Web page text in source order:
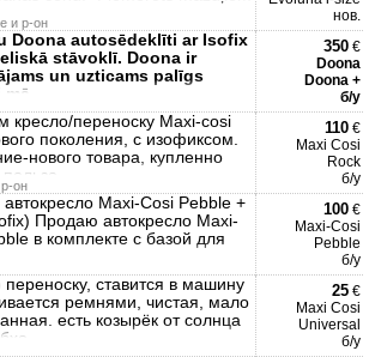
и р-он
нов.
Doona autosēdeklīti ar Isofix
stāvoklī. Doona ir
un uzticams palīgs
350 €
Doona
Doona +
б/у
кресло/переноску Maxi-cosi
поколения, с изофиксом.
нового товара, купленно
он
110 €
Maxi Cosi
Rock
б/у
автокресло Maxi-Cosi Pebble +
Продаю автокресло Maxi-
в комплекте с базой для
100 €
Maxi-Cosi
Pebble
б/у
ставится в машину
ремнями, чистая, мало
есть козырёк от солнца
25 €
Maxi Cosi
Universal
б/у